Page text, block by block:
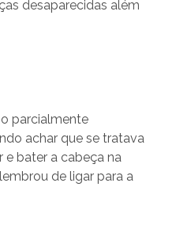
desaparecidas além
parcialmente
achar que se tratava
e bater a cabeça na
de ligar para a